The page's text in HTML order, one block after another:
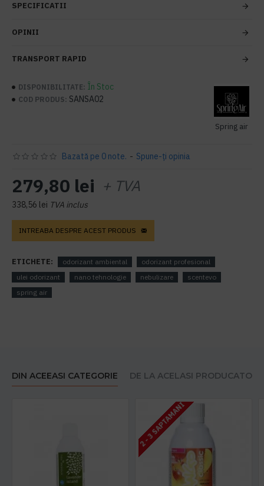
SPECIFICATII
OPINII
TRANSPORT RAPID
DISPONIBILITATE: În Stoc
COD PRODUS: SANSA02
Spring air
Bazată pe 0 note. - Spune-ţi opinia
279,80 lei + TVA
338,56 lei TVA inclus
INTREABA DESPRE ACEST PRODUS
ETICHETE: odorizant ambiental
odorizant profesional
ulei odorizant
nano tehnologie nebulizare
scentevo
spring air
DIN ACEEASI CATEGORIE DE LA ACELASI PRODUCATOR
2 - 3 SAPTAMANI